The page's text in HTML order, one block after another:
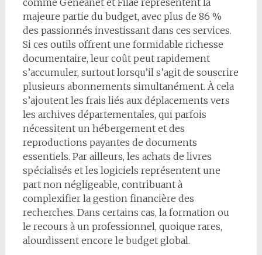
majeure partie du budget, avec plus de 86 %
des passionnés investissant dans ces services.
Si ces outils offrent une formidable richesse
documentaire, leur coût peut rapidement
s’accumuler, surtout lorsqu’il s’agit de souscrire
plusieurs abonnements simultanément. À cela
s’ajoutent les frais liés aux déplacements vers
les archives départementales, qui parfois
nécessitent un hébergement et des
reproductions payantes de documents
essentiels. Par ailleurs, les achats de livres
spécialisés et les logiciels représentent une
part non négligeable, contribuant à
complexifier la gestion financière des
recherches. Dans certains cas, la formation ou
le recours à un professionnel, quoique rares,
alourdissent encore le budget global.